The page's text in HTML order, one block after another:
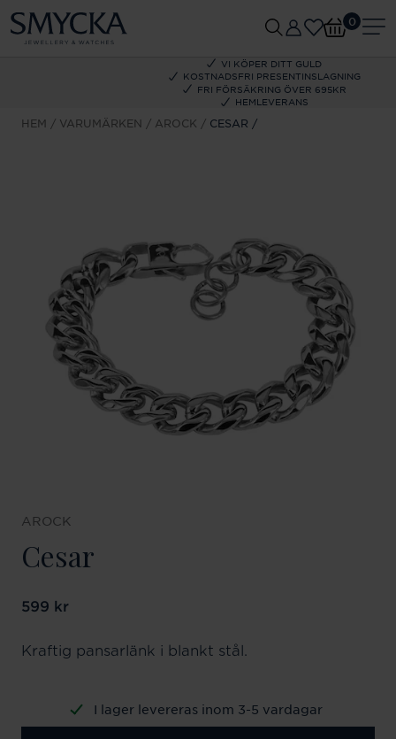
VI KÖPER DITT GULD
KOSTNADSFRI PRESENTINSLAGNING
FRI FÖRSÄKRING ÖVER 695KR
HEMLEVERANS
0
HEM VARUMÄRKEN AROCK CESAR
AROCK
Cesar
Pris :599 kr
599 kr
Kraftig pansarlänk i blankt stål.
I lager levereras inom 3-5 vardagar